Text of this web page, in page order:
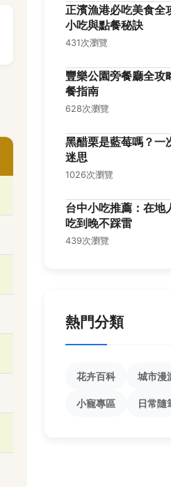
正濱漁港必吃美食全
小吃與點餐秘訣
431次瀏覽
豐樂公園旁餐廳全攻
餐指南
628次瀏覽
黑醋栗是藍莓嗎？一
迷思
1026次瀏覽
台中小吃推薦：在地
吃到晚不踩雷
439次瀏覽
熱門分類
花卉百科 城市漫
小寵專區 日常隨